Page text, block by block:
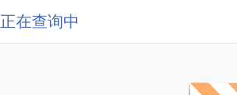
正在查询中